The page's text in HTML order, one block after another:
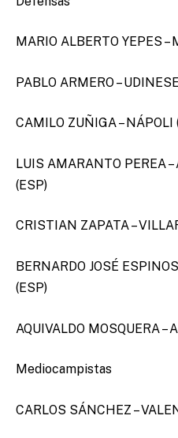
MARIO ALBERTO YEPES –
PABLO ARMERO –
CAMILO ZUÑIGA – NÁPOLI
LUIS AMARANTO PEREA
(ESP)
CRISTIAN ZAPATA –
BERNARDO JOSÉ
(ESP)
AQUIVALDO MOSQUERA –
Mediocampistas
CARLOS SÁNCHEZ –